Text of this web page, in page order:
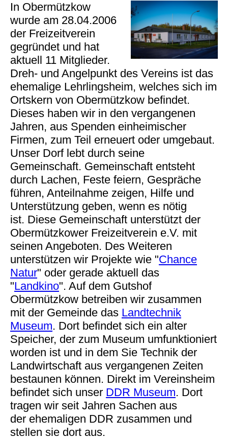
In Obermützkow
wurde am 28.04.2006
der Freizeitverein
gegründet und hat
aktuell 11 Mitglieder.
Dreh- und Angelpunkt des Vereins ist das
ehemalige Lehrlingsheim, welches sich im
Ortskern von Obermützkow befindet.
Dieses haben wir in den vergangenen
Jahren, aus Spenden einheimischer
Firmen, zum Teil erneuert oder umgebaut.
Unser Dorf lebt durch seine
Gemeinschaft. Gemeinschaft entsteht
durch Lachen, Feste feiern, Gespräche
führen, Anteilnahme zeigen, Hilfe und
Unterstützung geben, wenn es nötig
ist. Diese Gemeinschaft unterstützt der
Obermützkower Freizeitverein e.V. mit
seinen Angeboten. Des Weiteren
unterstützen wir Projekte wie "Chance
Natur" oder gerade aktuell das
"Landkino". Auf dem Gutshof
Obermützkow betreiben wir zusammen
mit der Gemeinde das Landtechnik
Museum. Dort befindet sich ein alter
Speicher, der zum Museum umfunktioniert
worden ist und in dem Sie Technik der
Landwirtschaft aus vergangenen Zeiten
bestaunen können. Direkt im Vereinsheim
befindet sich unser DDR Museum. Dort
tragen wir seit Jahren Sachen aus
der ehemaligen DDR zusammen und
stellen sie dort aus.